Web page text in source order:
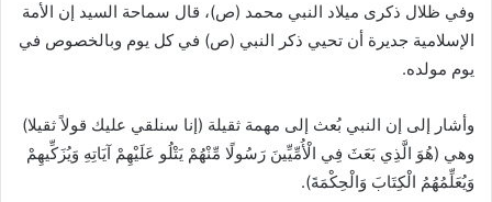
وفي ظلال ذكرى ميلاد النبي محمد (ص)، قال سماحة السيد إن الأمة
الإسلامية جديرة أن تحيي ذكر النبي (ص) في كل يوم وبالخصوص في
يوم مولده.
وأشار إلى إن النبي بُعث إلى مهمة ثقيلة (إنا سنلقي عليك قولاً ثقيلا)
وهي (هُوَ الَّذِي بَعَثَ فِي الْأُمِّيِّينَ رَسُولًا مِّنْهُمْ يَتْلُو عَلَيْهِمْ آيَاتِهِ وَيُزَكِّيهِمْ
وَيُعَلِّمُهُمُ الْكِتَابَ وَالْحِكْمَةَ).